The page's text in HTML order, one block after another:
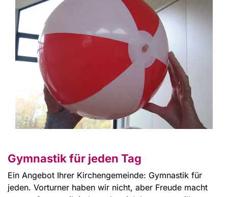
Gymnastik für jeden Tag
Ein Angebot Ihrer Kirchengemeinde: Gymnastik für
jeden. Vorturner haben wir nicht, aber Freude macht